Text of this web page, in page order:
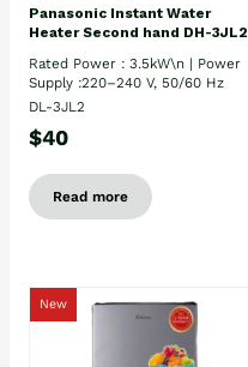
Panasonic Instant Water
Heater Second hand DH-3JL2
Rated Power : 3.5kW\n | Power
Supply :220–240 V, 50/60 Hz
DL-3JL2
$40
Read more
New